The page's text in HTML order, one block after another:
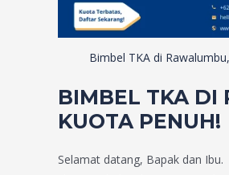
Bimbel TKA di
BIMBEL TKA DI
KUOTA PENUH!
Selamat datang, Bapak dan Ibu.